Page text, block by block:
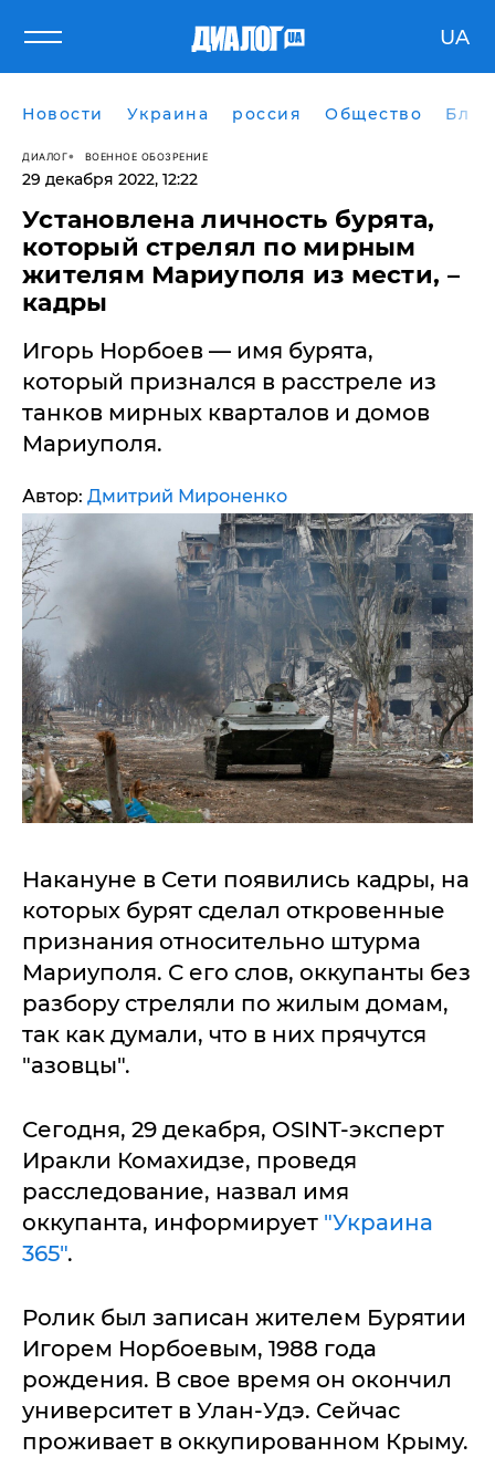
UA
Новости Украина россия Общество
ДИАЛОГ ВОЕННОЕ ОБОЗРЕНИЕ
29 декабря 2022, 12:22
​Установлена личность бурята,
который стрелял по мирным
жителям Мариуполя из мести, –
кадры
Игорь Норбоев — имя бурята,
который признался в расстреле из
танков мирных кварталов и домов
Мариуполя.
Автор: Дмитрий Мироненко
Накануне в Сети появились кадры, на
которых бурят сделал откровенные
признания относительно штурма
Мариуполя. С его слов, оккупанты без
разбору стреляли по жилым домам,
так как думали, что в них прячутся
"азовцы".
Сегодня, 29 декабря, OSINT-эксперт
Иракли Комахидзе, проведя
расследование, назвал имя
оккупанта, информирует "Украина
365".
Ролик был записан жителем Бурятии
Игорем Норбоевым, 1988 года
рождения. В свое время он окончил
университет в Улан-Удэ. Сейчас
проживает в оккупированном Крыму.